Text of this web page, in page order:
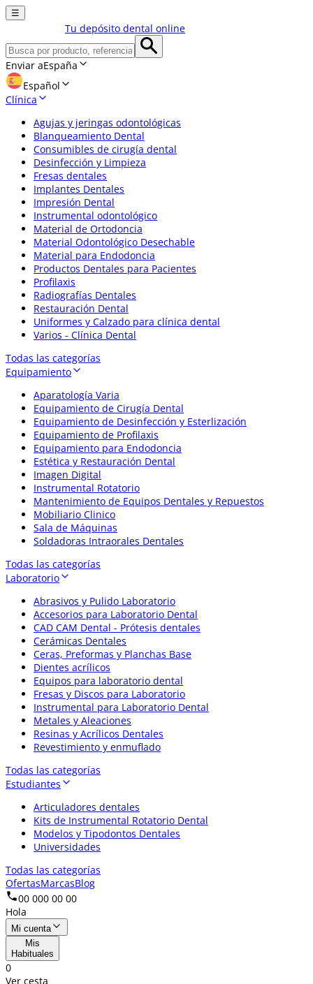
☰
Tu depósito dental online
Enviar aEspaña
Español
Clínica
Agujas y jeringas odontológicas
Blanqueamiento Dental
Consumibles de cirugía dental
Desinfección y Limpieza
Fresas dentales
Implantes Dentales
Impresión Dental
Instrumental odontológico
Material de Ortodoncia
Material Odontológico Desechable
Material para Endodoncia
Productos Dentales para Pacientes
Profilaxis
Radiografías Dentales
Restauración Dental
Uniformes y Calzado para clínica dental
Varios - Clínica Dental
Todas las categorías
Equipamiento
Aparatología Varia
Equipamiento de Cirugía Dental
Equipamiento de Desinfección y Esterlización
Equipamiento de Profilaxis
Equipamiento para Endodoncia
Estética y Restauración Dental
Imagen Digital
Instrumental Rotatorio
Mantenimiento de Equipos Dentales y Repuestos
Mobiliario Clinico
Sala de Máquinas
Soldadoras Intraorales Dentales
Todas las categorías
Laboratorio
Abrasivos y Pulido Laboratorio
Accesorios para Laboratorio Dental
CAD CAM Dental - Prótesis dentales
Cerámicas Dentales
Ceras, Preformas y Planchas Base
Dientes acrílicos
Equipos para laboratorio dental
Fresas y Discos para Laboratorio
Instrumental para Laboratorio Dental
Metales y Aleaciones
Resinas y Acrílicos Dentales
Revestimiento y enmuflado
Todas las categorías
Estudiantes
Articuladores dentales
Kits de Instrumental Rotatorio Dental
Modelos y Tipodontos Dentales
Universidades
Todas las categorías
OfertasMarcasBlog
00 000 00 00
Hola
Mi cuenta
Mis
Habituales
0
Ver cesta